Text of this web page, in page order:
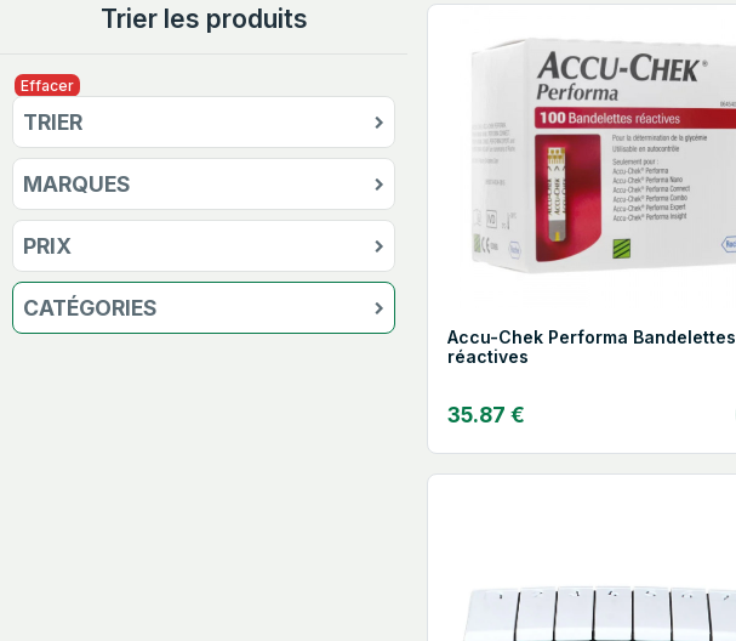
Trier les produits
Effacer
TRIER
MARQUES
PRIX
CATÉGORIES
Accu-Chek Performa Bandelettes
réactives
35.87 €